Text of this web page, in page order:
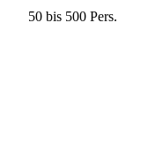
50 bis 500 Pers.